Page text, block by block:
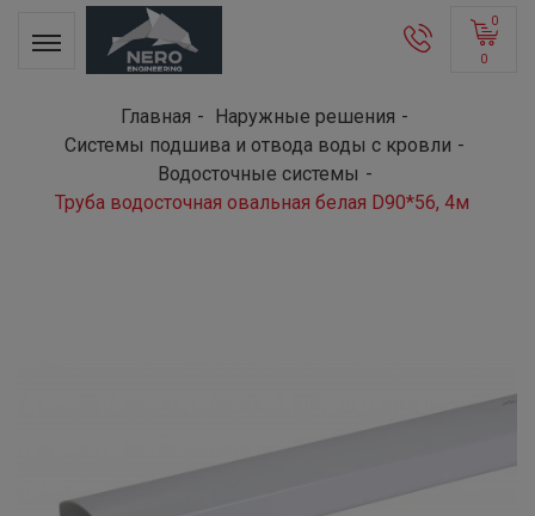
0
0
Главная
Наружные решения
Системы подшива и отвода воды с кровли
Водосточные системы
Труба водосточная овальная белая D90*56, 4м